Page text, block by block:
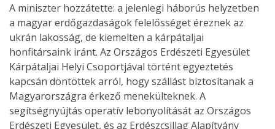
A miniszter hozzátette: a jelenlegi háborús helyzetben
a magyar erdőgazdaságok felelősséget éreznek az
ukrán lakosság, de kiemelten a kárpátaljai
honfitársaink iránt. Az Országos Erdészeti Egyesület
Kárpátaljai Helyi Csoportjával történt egyeztetés
kapcsán döntöttek arról, hogy szállást biztosítanak a
Magyarországra érkező menekülteknek. A
segítségnyújtás operatív lebonyolítását az Országos
Erdészeti Egyesület, és az Erdészcsillag Alapítvány